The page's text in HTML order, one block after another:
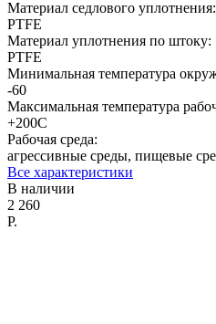
Материал седлового уплотнения:
PTFE
Материал уплотнения по штоку:
PTFE
Минимальная температура
-60
Максимальная температура
+200С
Рабочая среда:
агрессивные среды, пищевые
Все характеристики
В наличии
2 260
Р.